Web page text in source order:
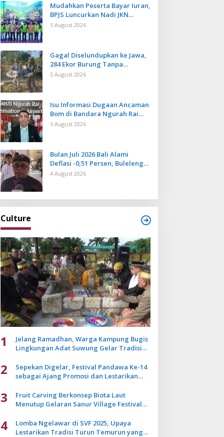
Mudahkan Peserta Bayar Iuran,
BPJS Luncurkan Nadi JKN
dengan Mekanisme Menabung
5 August 2026
Gagal Diselundupkan ke Jawa,
284 Ekor Burung Tanpa
Dokumen Dilepasliarkan Cegah
5 August 2026
Isu Informasi Dugaan Ancaman
Bom di Bandara Ngurah Rai
Bali Tidak Benar, Operasional
5 August 2026
Bulan Juli 2026 Bali Alami
Deflasi -0,51 Persen, Buleleng
Catat Penurunan Terendah
4 August 2026
Culture
1
Jelang Ramadhan, Warga Kampung Bugis
Lingkungan Adat Suwung Gelar Tradisi
2
Sepekan Digelar, Festival Pandawa Ke-14
sebagai Ajang Promosi dan Lestarikan
3
Fruit Carving Berkonsep Biota Laut
Menutup Gelaran Sanur Village Festival
4
Lomba Ngelawar di SVF 2025, Upaya
Lestarikan Tradisi Turun Temurun yang